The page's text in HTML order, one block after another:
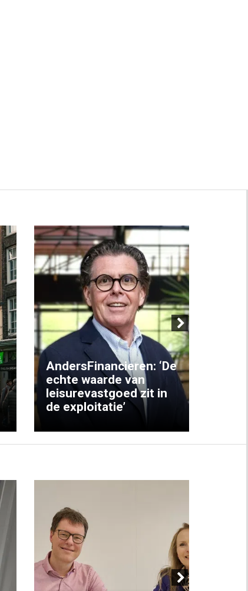
AndersFinancieren: ‘De
echte waarde van
leisurevastgoed zit in
de exploitatie’
Next